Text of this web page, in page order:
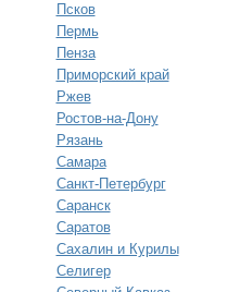
Псков
Пермь
Пенза
Приморский край
Ржев
Ростов-на-Дону
Рязань
Самара
Санкт-Петербург
Саранск
Саратов
Сахалин и Курилы
Селигер